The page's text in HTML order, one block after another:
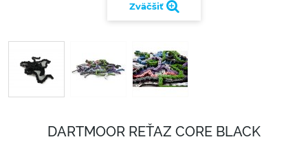
Zväčšiť
DARTMOOR REŤAZ CORE BLACK